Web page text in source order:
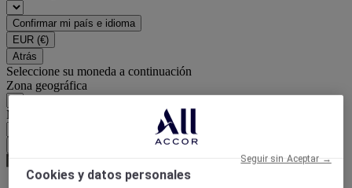
Confirmar mi país e idioma
EUR (€)
Atrás
Seleccione su moneda a continuación
Zona geográfica
Moneda
Cookies y datos personales
Seguir sin Aceptar →